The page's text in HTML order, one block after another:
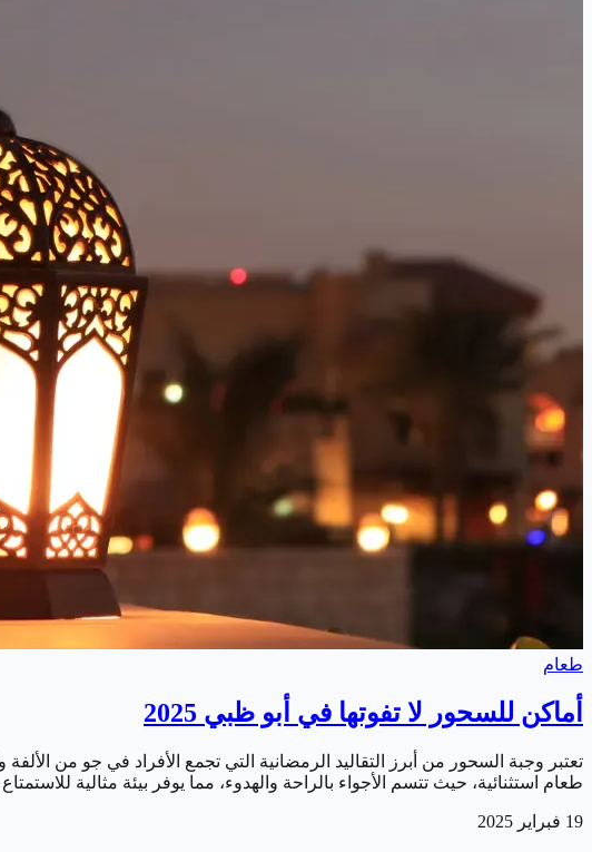
طعام
أماكن للسحور لا تفوتها في أبو ظبي 2025
تعتبر وجبة السحور من أبرز التقاليد الرمضانية التي تجمع الأفراد في جو من
طعام استثنائية، حيث تتسم الأجواء بالراحة والهدوء، مما يوفر بيئة مثالية
19 فبراير 2025